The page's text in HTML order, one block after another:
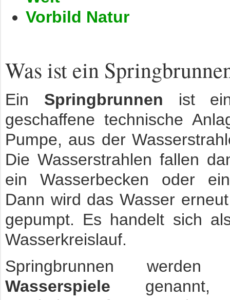
Vorbild Natur
Was ist ein
Ein Springbrunnen ist
geschaffene technische
Pumpe, aus der
Die Wasserstrahlen fallen
ein Wasserbecken oder
Dann wird das Wasser
gepumpt. Es handelt sich
Wasserkreislauf.
Springbrunnen
Wasserspiele